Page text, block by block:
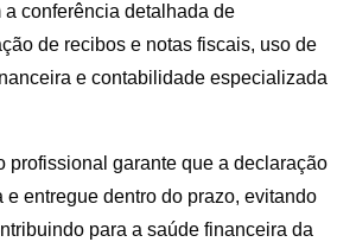
conferência detalhada de
de recibos e notas fiscais, uso de
e contabilidade especializada
profissional garante que a declaração
e entregue dentro do prazo, evitando
para a saúde financeira da